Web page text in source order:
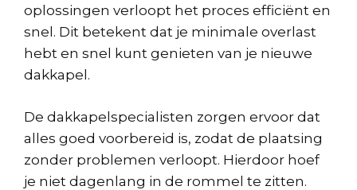
oplossingen verloopt het proces efficiënt en
snel. Dit betekent dat je minimale overlast
hebt en snel kunt genieten van je nieuwe
dakkapel.
De dakkapelspecialisten zorgen ervoor dat
alles goed voorbereid is, zodat de plaatsing
zonder problemen verloopt. Hierdoor hoef
je niet dagenlang in de rommel te zitten.